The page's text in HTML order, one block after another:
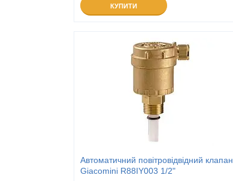
КУПИТИ
Автоматичний повітровідвідний клапан
Giacomini R88IY003 1/2"